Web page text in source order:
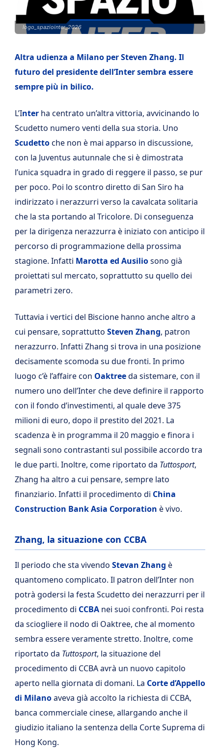
logo_spaziointer_2026
Altra udienza a Milano per Steven Zhang. Il
futuro del presidente dell’Inter sembra essere
sempre più in bilico.
L’Inter ha centrato un’altra vittoria, avvicinando lo
Scudetto numero venti della sua storia. Uno
Scudettoche non è mai apparso in discussione,
con la Juventus autunnale che si è dimostrata
l’unica squadra in grado di reggere il passo, se pur
per poco. Poi lo scontro diretto di San Siro ha
indirizzato i nerazzurri verso la cavalcata solitaria
che la sta portando al Tricolore. Di conseguenza
per la dirigenza nerazzurra è iniziato con anticipo il
percorso di programmazione della prossima
stagione. Infatti Marotta ed Ausiliosono già
proiettati sul mercato, soprattutto su quello dei
parametri zero.
Tuttavia i vertici del Biscione hanno anche altro a
cui pensare, soprattutto Steven Zhang, patron
nerazzurro. Infatti Zhang si trova in una posizione
decisamente scomoda su due fronti. In primo
luogo c’è l’affaire con Oaktreeda sistemare, con il
numero uno dell’Inter che deve definire il rapporto
con il fondo d’investimenti, al quale deve 375
milioni di euro, dopo il prestito del 2021. La
scadenza è in programma il 20 maggio e finora i
segnali sono contrastanti sul possibile accordo tra
le due parti. Inoltre, come riportato da Tuttosport,
Zhang ha altro a cui pensare, sempre lato
finanziario. Infatti il procedimento di China
Construction Bank Asia Corporation è vivo.
Zhang, la situazione con CCBA
Il periodo che sta vivendo Stevan Zhang è
quantomeno complicato. Il patron dell’Inter non
potrà godersi la festa Scudetto dei nerazzurri per il
procedimento di CCBA nei suoi confronti. Poi resta
da sciogliere il nodo di Oaktree, che al momento
sembra essere veramente stretto. Inoltre, come
riportato da Tuttosport, la situazione del
procedimento di CCBA avrà un nuovo capitolo
aperto nella giornata di domani. La Corte d’Appello
di Milanoaveva già accolto la richiesta di CCBA,
banca commerciale cinese, allargando anche il
giudizio italiano la sentenza della Corte Suprema di
Hong Kong.